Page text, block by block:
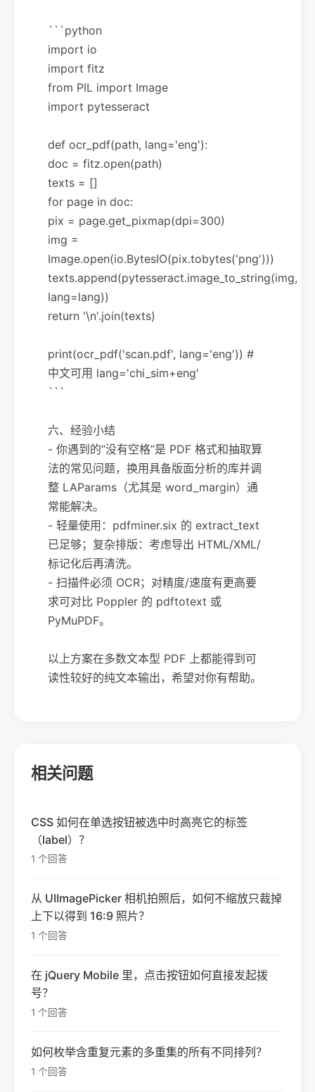
```python
import io
import fitz
from PIL import Image
import pytesseract
def ocr_pdf(path, lang='eng'):
doc = fitz.open(path)
texts = []
for page in doc:
pix = page.get_pixmap(dpi=300)
img =
Image.open(io.BytesIO(pix.tobytes('png')))
texts.append(pytesseract.image_to_string(img,
lang=lang))
return '\n'.join(texts)
print(ocr_pdf('scan.pdf', lang='eng')) #
中文可用 lang='chi_sim+eng'
```
六、经验小结
- 你遇到的“没有空格”是 PDF 格式和抽取算
法的常见问题，换用具备版面分析的库并调
整 LAParams（尤其是 word_margin）通
常能解决。
- 轻量使用：pdfminer.six 的 extract_text
已足够；复杂排版：考虑导出 HTML/XML/
标记化后再清洗。
- 扫描件必须 OCR；对精度/速度有更高要
求可对比 Poppler 的 pdftotext 或
PyMuPDF。
以上方案在多数文本型 PDF 上都能得到可
读性较好的纯文本输出，希望对你有帮助。
相关问题
CSS 如何在单选按钮被选中时高亮它的标签
（label）？
1 个回答
从 UIImagePicker 相机拍照后，如何不缩放只裁掉
上下以得到 16:9 照片？
1 个回答
在 jQuery Mobile 里，点击按钮如何直接发起拨
号？
1 个回答
如何枚举含重复元素的多重集的所有不同排列？
1 个回答